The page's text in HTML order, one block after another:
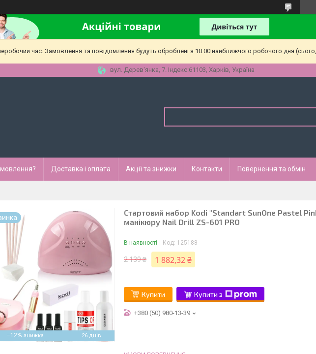
час. Замовлення та повідомлення будуть оброблені з 10:00 найближчого робочого дня
вул. Дерев'янка, 7. Індекс:61103, Харків, Україна
Доставка і оплата Акції та знижки Контакти Повернення та обмін
–12% 26 днів
Стартовий набор Kodi "Standart SunOne Pastel
манікюру Nail Drill ZS-601 PRO
В наявності Код: 125188
2 139 ₴ 1 882,32 ₴
Купити Купити з
+380 (50) 980-13-39